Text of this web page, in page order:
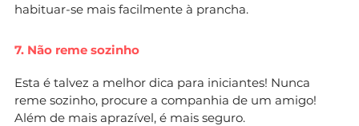
habituar-se mais facilmente à prancha.
7. Não reme sozinho
Esta é talvez a melhor dica para iniciantes! Nunca
reme sozinho, procure a companhia de um amigo!
Além de mais aprazível, é mais seguro.